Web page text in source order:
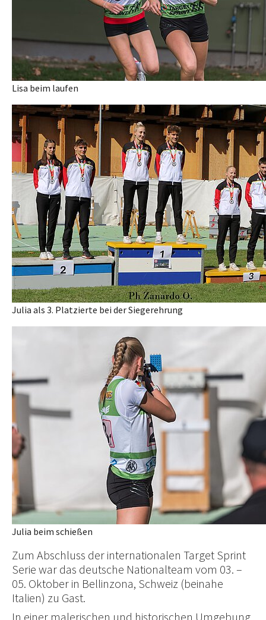
Lisa beim laufen
Julia als 3. Platzierte bei der Siegerehrung
Julia beim schießen
Zum Abschluss der internationalen Target Sprint
Serie war das deutsche Nationalteam vom 03. –
05. Oktober in Bellinzona, Schweiz (beinahe
Italien) zu Gast.
In einer malerischen und historischen Umgebung